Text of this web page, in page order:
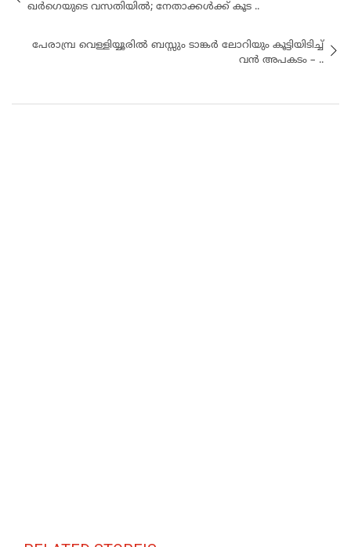
ഖർഗെയുടെ വസതിയിൽ; നേതാക്കൾക്ക് കൂട ..
പേരാമ്പ്ര വെള്ളിയ്യൂരിൽ ബസ്സും ടാങ്കർ ലോറിയും കൂട്ടിയിടിച്ച്
വൻ അപകടം – ..